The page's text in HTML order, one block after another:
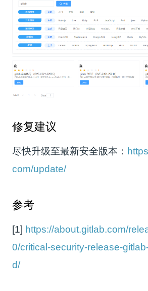
修复建议
尽快升级至最新安全版本：
com/update/
参考
[1] https://about.gitlab.com/
0/critical-security-release-
d/